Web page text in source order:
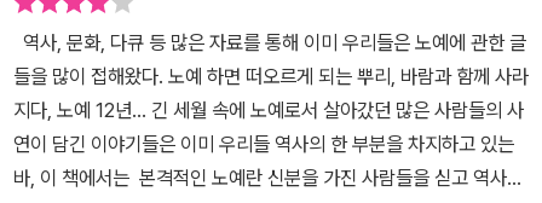
양 노예무역에 앞장선 것은 포르투갈 왕국으로 이슬람 세계와 이탈리
아 상인을 통해 얻었던 동방의 향료와 금은 등을 직접 손에 넣기 위해
서였다. 왕실을 정점으로 귀족, 관리, 성직자, 상인 등의 부유한 계층
은 노예 노동력을 수탈했을 뿐 아니라 자신들의 부와 권력을 과시하
기 위해 노예를 소유했다. 영국의 노예선들의 평균 크기는 147톤 정
도로 아프리카 연안에서 단기간에 최대한 많은 노예를 획득하고 선상
역사, 문화, 다큐 등 많은 자료를 통해 이미 우리들은 노예에 관한 글
들을 많이 접해왔다. 노예 하면 떠오르게 되는 뿌리, 바람과 함께 사라
지다, 노예 12년... 긴 세월 속에 노예로서 살아갔던 많은 사람들의 사
연이 담긴 이야기들은 이미 우리들 역사의 한 부분을 차지하고 있는
바, 이 책에서는 본격적인 노예란 신분을 가진 사람들을 싣고 역사의